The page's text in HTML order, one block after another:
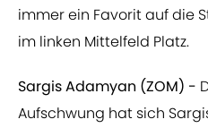
immer ein Favorit auf die
im linken Mittelfeld Platz.
Sargis Adamyan (ZOM) -
Aufschwung hat sich